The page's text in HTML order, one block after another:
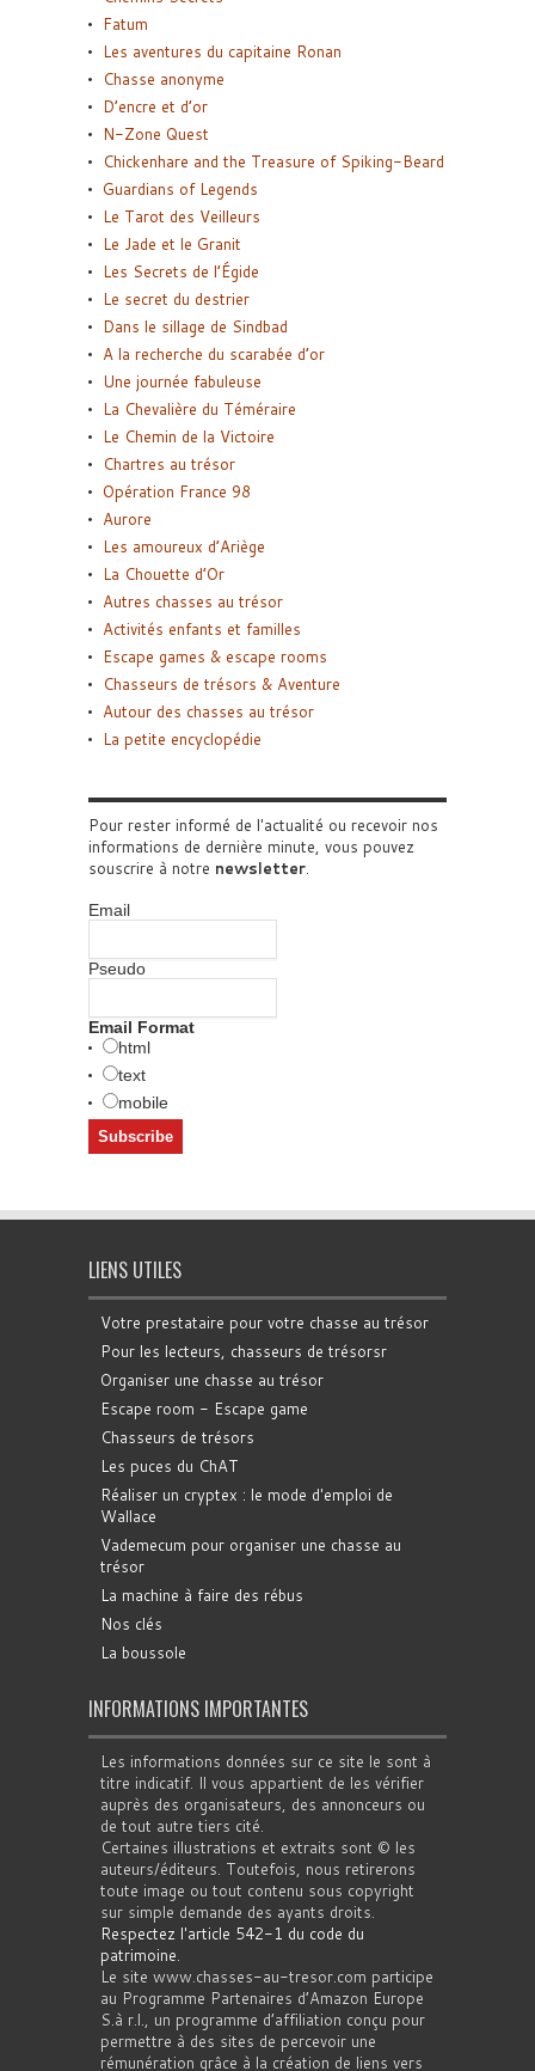
Fatum
Les aventures du capitaine Ronan
Chasse anonyme
D’encre et d’or
N-Zone Quest
Chickenhare and the Treasure of Spiking-Beard
Guardians of Legends
Le Tarot des Veilleurs
Le Jade et le Granit
Les Secrets de l’Égide
Le secret du destrier
Dans le sillage de Sindbad
A la recherche du scarabée d’or
Une journée fabuleuse
La Chevalière du Téméraire
Le Chemin de la Victoire
Chartres au trésor
Opération France 98
Aurore
Les amoureux d’Ariège
La Chouette d’Or
Autres chasses au trésor
Activités enfants et familles
Escape games & escape rooms
Chasseurs de trésors & Aventure
Autour des chasses au trésor
La petite encyclopédie
Pour rester informé de l'actualité ou recevoir nos
informations de dernière minute, vous pouvez
souscrire à notre newsletter.
Email
Pseudo
Email Format
html
text
mobile
LIENS UTILES
Votre prestataire pour votre chasse au trésor
Pour les lecteurs, chasseurs de trésorsr
Organiser une chasse au trésor
Escape room - Escape game
Chasseurs de trésors
Les puces du ChAT
Réaliser un cryptex : le mode d'emploi de
Wallace
Vademecum pour organiser une chasse au
trésor
La machine à faire des rébus
Nos clés
La boussole
INFORMATIONS IMPORTANTES
Les informations données sur ce site le sont à
titre indicatif. Il vous appartient de les vérifier
auprès des organisateurs, des annonceurs ou
de tout autre tiers cité.
Certaines illustrations et extraits sont © les
auteurs/éditeurs. Toutefois, nous retirerons
toute image ou tout contenu sous copyright
sur simple demande des ayants droits.
Respectez l'article 542-1 du code du
patrimoine.
Le site www.chasses-au-tresor.com participe
au Programme Partenaires d’Amazon Europe
S.à r.l., un programme d’affiliation conçu pour
permettre à des sites de percevoir une
rémunération grâce à la création de liens vers